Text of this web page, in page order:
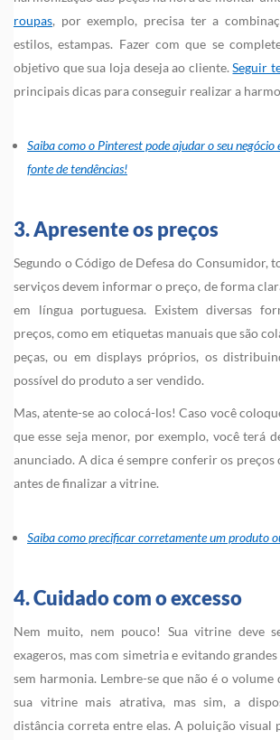
roupas, por exemplo, precisa ter a
estilos, estampas. Fazer com que se
objetivo que sua loja deseja ao cliente.Seguir
principais dicas para conseguir realizar a
Saiba como o Pinterest pode ajudar o seu
fonte de tendências!
3. Apresente os preços
Segundo o Código de Defesa do Consumidor,
serviços devem informar o preço, de forma
em língua portuguesa. Existem diversas
preços, como em etiquetas manuais que são
peças, ou em displays próprios, os
possível do produto a ser vendido.
Mas, atente-se ao colocá-los! Caso você
que esse seja menor, por exemplo, você terá
anunciado. A dica é sempre conferir os preços
antes de finalizar a vitrine.
Saiba como precificar corretamente um produto
4. Cuidado com o excesso
Nem muito, nem pouco! Sua vitrine deve
exageros, mas com simetria e evitando
sem harmonia. Lembre-se que não é o volume
sua vitrine mais atrativa, mas sim, a
distância correta entre elas. A poluição visual